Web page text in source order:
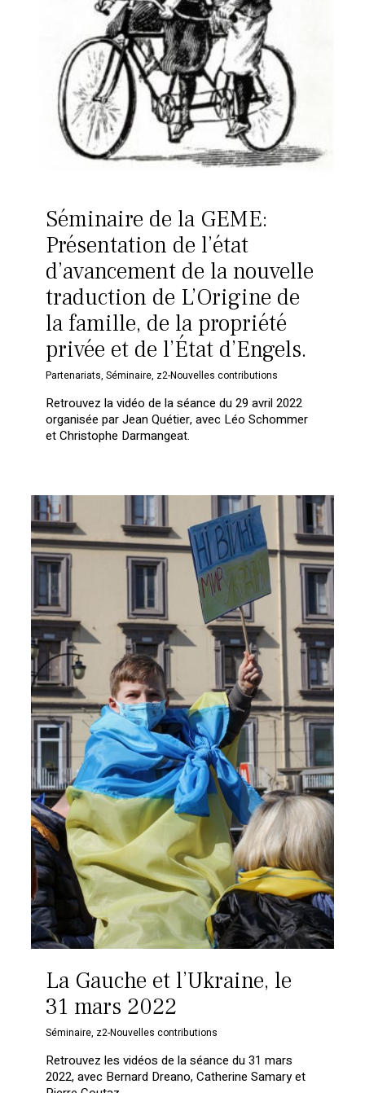
Votre panier est vide.
Retourner à la
librairie
Séminaire de la GEME:
Présentation de l’état
d’avancement de la nouvelle
traduction de L’Origine de
la famille, de la propriété
privée et de l’État d’Engels.
Partenariats,Séminaire, z2-Nouvelles contributions
Retrouvez la vidéo de la séance du 29 avril 2022
organisée par Jean Quétier, avec Léo Schommer
et Christophe Darmangeat.
La Gauche et l’Ukraine, le
31 mars 2022
Séminaire, z2-Nouvelles contributions
Retrouvez les vidéos de la séance du 31 mars
2022, avec Bernard Dreano, Catherine Samary et